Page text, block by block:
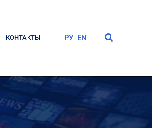
КОНТАКТЫ РУ EN